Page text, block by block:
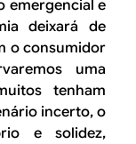
emergencial e
deixará de
o consumidor
uma
tenham
incerto, o
e solidez,